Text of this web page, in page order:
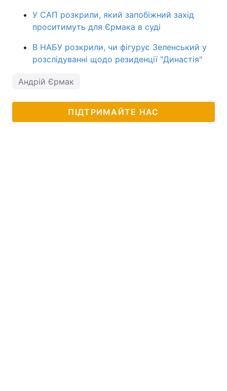
У САП розкрили, який запобіжний захід
проситимуть для Єрмака в суді
В НАБУ розкрили, чи фігурує Зеленський у
розслідуванні щодо резиденції "Династія"
Андрій Єрмак
ПІДТРИМАЙТЕ НАС